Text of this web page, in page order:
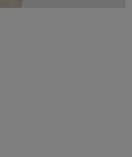
49,99 EUR